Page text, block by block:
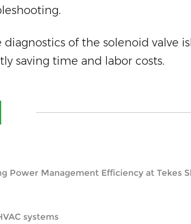
of the solenoid valve
saving time and labor costs.
Power Management Efficiency at Tekes
systems